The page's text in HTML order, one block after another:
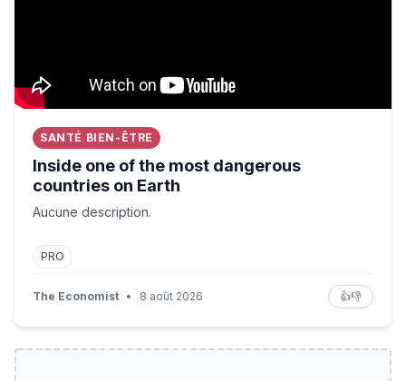
SANTÉ BIEN-ÊTRE
Inside one of the most dangerous
countries on Earth
Aucune description.
PRO
The Economist • 8 août 2026 👍👎